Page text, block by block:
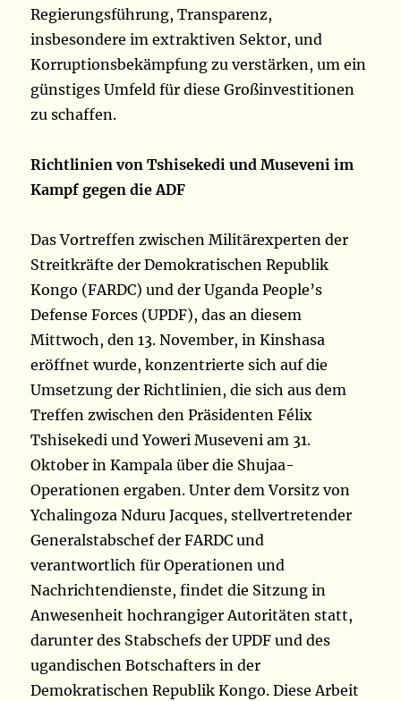
Regierungsführung, Transparenz,
insbesondere im extraktiven Sektor, und
Korruptionsbekämpfung zu verstärken, um ein
günstiges Umfeld für diese Großinvestitionen
zu schaffen.
Richtlinien von Tshisekedi und Museveni im
Kampf gegen die ADF
Das Vortreffen zwischen Militärexperten der
Streitkräfte der Demokratischen Republik
Kongo (FARDC) und der Uganda People’s
Defense Forces (UPDF), das an diesem
Mittwoch, den 13. November, in Kinshasa
eröffnet wurde, konzentrierte sich auf die
Umsetzung der Richtlinien, die sich aus dem
Treffen zwischen den Präsidenten Félix
Tshisekedi und Yoweri Museveni am 31.
Oktober in Kampala über die Shujaa-
Operationen ergaben. Unter dem Vorsitz von
Ychalingoza Nduru Jacques, stellvertretender
Generalstabschef der FARDC und
verantwortlich für Operationen und
Nachrichtendienste, findet die Sitzung in
Anwesenheit hochrangiger Autoritäten statt,
darunter des Stabschefs der UPDF und des
ugandischen Botschafters in der
Demokratischen Republik Kongo. Diese Arbeit